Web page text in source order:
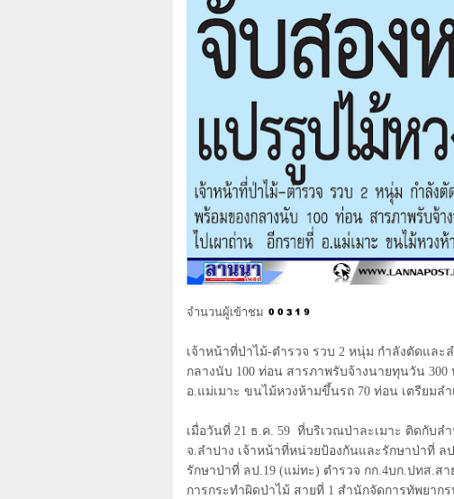
จำนวนผู้เข้าชม
เจ้าหน้าที่ป่าไม้-ตำรวจ รวบ 2 หนุ่ม กำลังตัดและ
กลางนับ 100 ท่อน สารภาพรับจ้างนายทุนวัน
อ.แม่เมาะ ขนไม้หวงห้ามขึ้นรถ 70 ท่อน เตรียมล
เมื่อวันที่ 21 ธ.ค. 59 ที่บริเวณป่าละเมาะ ติดกับล
จ.ลำปาง เจ้าหน้าที่หน่วยป้องกันและรักษาป่าที่ ล
รักษาป่าที่ ลป.19 (แม่ทะ) ตำรวจ กก.4บก.ปทส.ส
การกระทำผิดป่าไม้ สายที่ 1 สำนักจัดการทัพยาก